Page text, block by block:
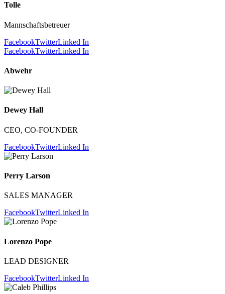
Tolle
Mannschaftsbetreuer
FacebookTwitterLinked In
FacebookTwitterLinked In
Abwehr
Dewey Hall
CEO, CO-FOUNDER
FacebookTwitterLinked In
Perry Larson
SALES MANAGER
FacebookTwitterLinked In
Lorenzo Pope
LEAD DESIGNER
FacebookTwitterLinked In